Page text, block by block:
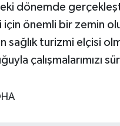
dönemde
için önemli bir zemin
sağlık turizmi elçisi
çalışmalarımızı